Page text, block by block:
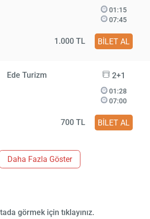
01:15
07:45
1.000 TL BİLET AL
Ede Turizm 2+1
01:28
07:00
700 TL BİLET AL
Daha Fazla Göster
görmek için tıklayınız.